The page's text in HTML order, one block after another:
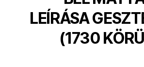
LEÍRÁSA
(1730